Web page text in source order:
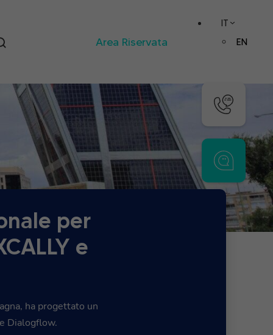
Area Riservata
IT
EN
per
e
ha progettato un
Dialogflow.